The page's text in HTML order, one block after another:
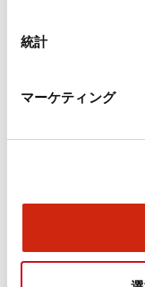
統計
マーケティング
カタログ
TWシリーズ
（英語）